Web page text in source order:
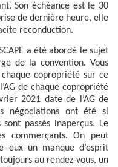
Son échéance est le 30
de dernière heure, elle
reconduction.
a été abordé le sujet
de la convention. Vous
copropriété sur ce
de chaque copropriété
2021 date de l’AG de
négociations ont été si
passés inaperçus. Le
commerçants. On peut
eux un manque d’esprit
au rendez-vous, un